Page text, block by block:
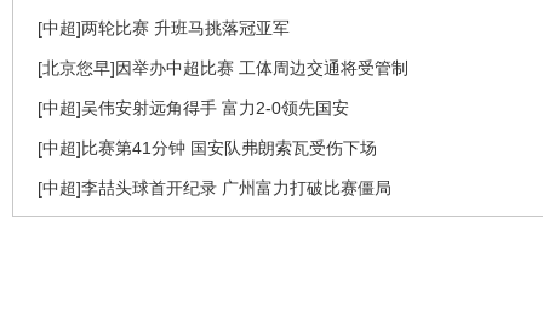
[中超]两轮比赛 升班马挑落冠亚军
[北京您早]因举办中超比赛 工体周边交通将受管制
[中超]吴伟安射远角得手 富力2-0领先国安
[中超]比赛第41分钟 国安队弗朗索瓦受伤下场
[中超]李喆头球首开纪录 广州富力打破比赛僵局